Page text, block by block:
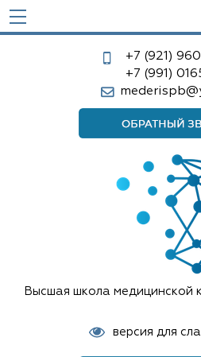
+7 (921)
+7 (991)
Высшая школа медицинской
версия для